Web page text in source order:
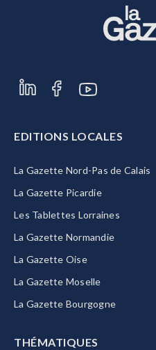
EDITIONS LOCALES
La Gazette Nord-Pas de Calais
La Gazette Picardie
Les Tablettes Lorraines
La Gazette Normandie
La Gazette Oise
La Gazette Moselle
La Gazette Bourgogne
THÉMATIQUES